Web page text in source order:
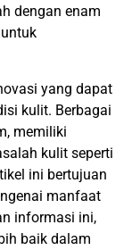
dengan enam
yang dapat
kulit. Berbagai
memiliki
kulit seperti
ini bertujuan
manfaat
informasi ini,
baik dalam